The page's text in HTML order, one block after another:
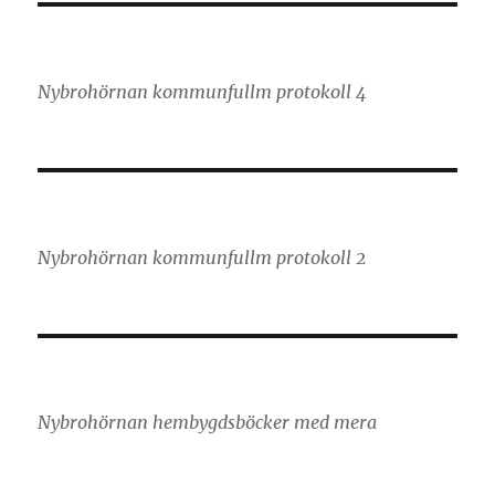
Nybrohörnan kommunfullm protokoll 4
Nybrohörnan kommunfullm protokoll 2
Nybrohörnan hembygdsböcker med mera